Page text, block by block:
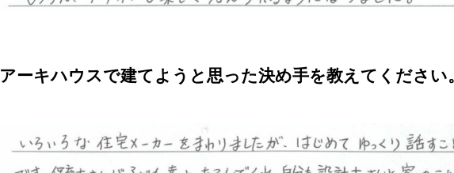
アーキハウスで建てようと思った決め手を教えてください